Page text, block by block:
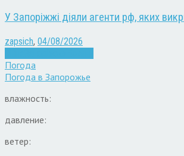
У Запоріжжі діяли агенти рф, яких
zapsich, 04/08/2026
Погода
Погода в Запорожье
влажность:
давление:
ветер: